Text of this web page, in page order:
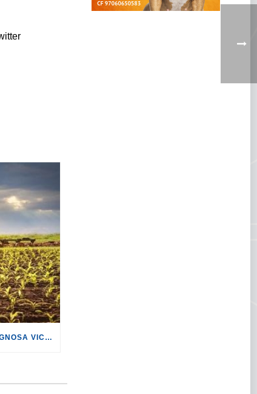
ALIMENTAZIONE: LA VERGOGNOSA VICENDA DELL’OPERAIO DI LATINA RIPORTA L’ATTENZIONE SUL FENOMENO DEL CAPORALATO.